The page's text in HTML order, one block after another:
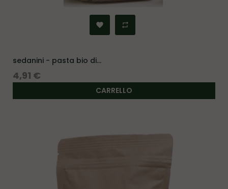
sedanini - pasta bio di...
Prezzo
4,91 €
CARRELLO